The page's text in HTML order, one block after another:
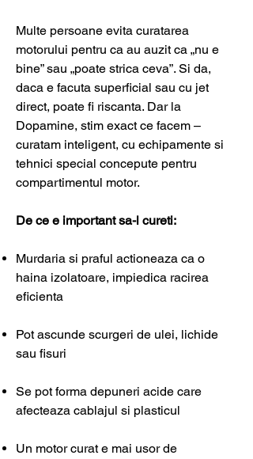
Multe persoane evita curatarea
motorului pentru ca au auzit ca „nu e
bine” sau „poate strica ceva”. Si da,
daca e facuta superficial sau cu jet
direct, poate fi riscanta. Dar la
Dopamine, stim exact ce facem –
curatam inteligent, cu echipamente si
tehnici special concepute pentru
compartimentul motor.
De ce e important sa-l cureti:
Murdaria si praful actioneaza ca o
haina izolatoare, impiedica racirea
eficienta
Pot ascunde scurgeri de ulei, lichide
sau fisuri
Se pot forma depuneri acide care
afecteaza cablajul si plasticul
Un motor curat e mai usor de